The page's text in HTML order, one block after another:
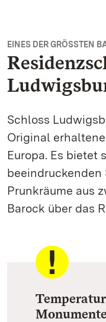
EINES DER GRÖSSTEN
Schloss
Original
Europa. Es bietet
Prunkräume aus
Barock über das